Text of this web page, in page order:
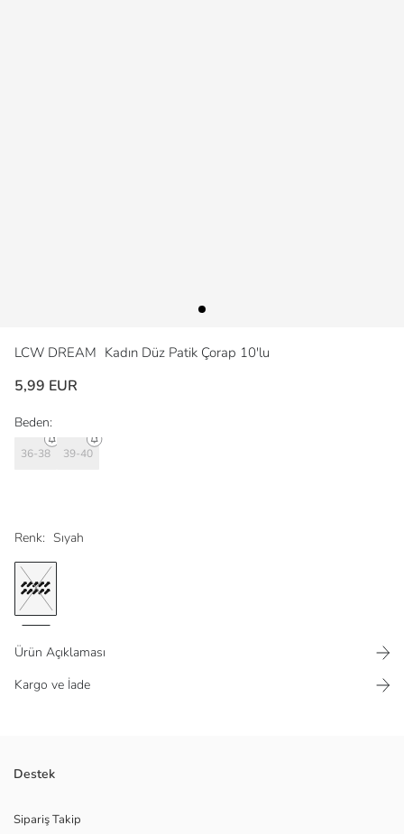
LCW DREAM Kadın Düz Patik Çorap 10'lu
5,99 EUR
Renk: Sıyah
Beden:
36-38 39-40
Ürün Açıklaması
Kargo ve İade
Kadınlar patik çorap, on çiftten oluşan set halinde sunulur. Çoraplar
Ana Kumaş Sıyah:
Destek
Sipariş Takip